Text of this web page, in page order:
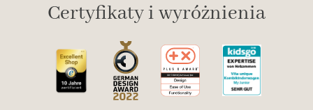
Certyfikaty i wyróżnienia